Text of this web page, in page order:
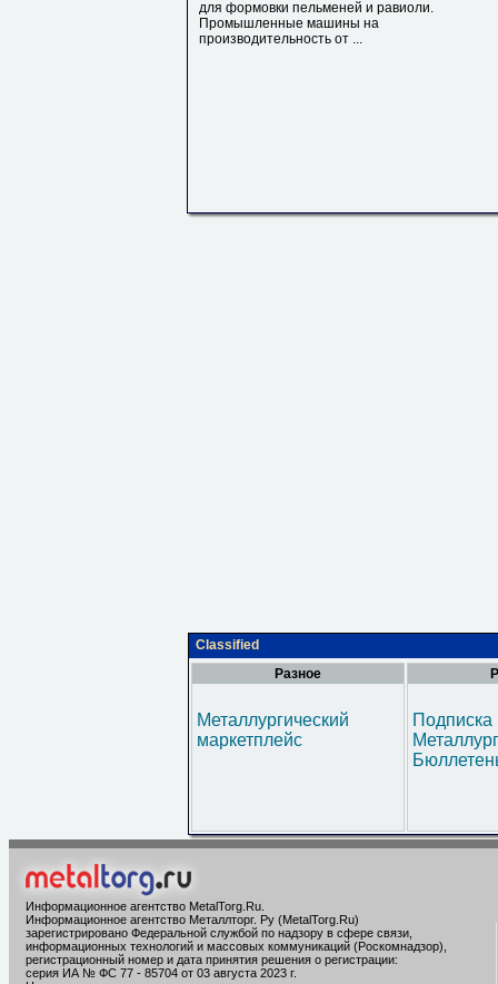
для формовки пельменей и равиоли.
Промышленные машины на
производительность от ...
Classified
Разное
Металлургический
маркетплейс
Информационное агентство MetalTorg.Ru
Информационное агентство Металлторг. Ру (MetalTorg.Ru)
зарегистрировано Федеральной службой по надзору в сфере связи,
информационных технологий и массовых коммуникаций (Роскомнадзор),
регистрационный номер и дата принятия решения о регистрации:
серия ИА № ФС 77 - 85704 от 03 августа 2023 г.